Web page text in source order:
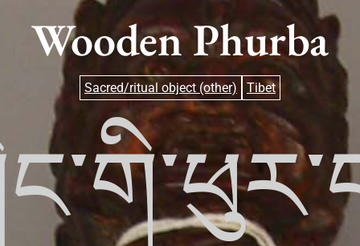
Wooden Phurba
Sacred/ritual object (other) Tibet